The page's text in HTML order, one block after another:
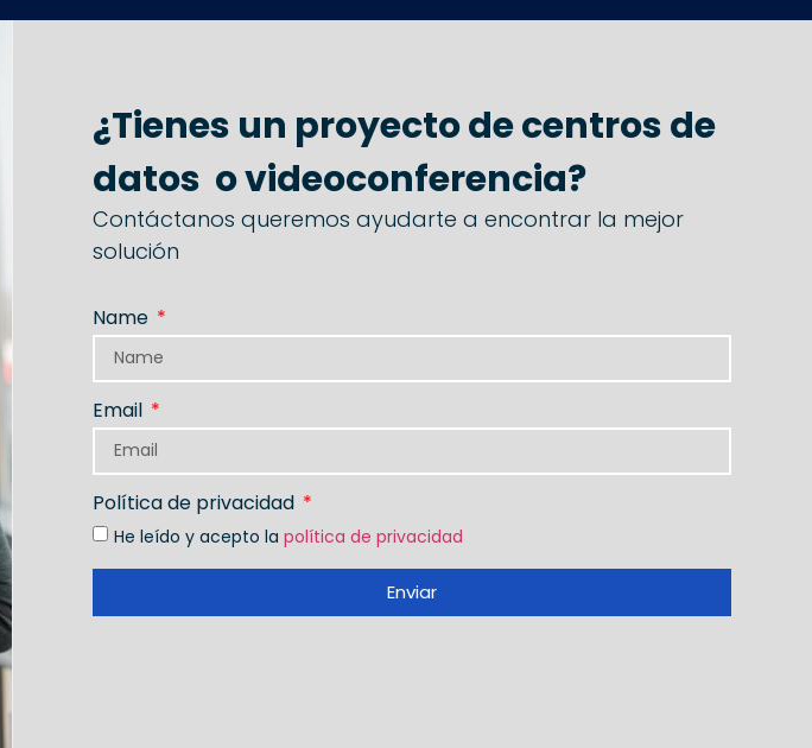
¿Tienes un proyecto de centros de
datos o videoconferencia?
Contáctanos queremos ayudarte a encontrar la mejor
solución
Name
Email
Política de privacidad
He leído y acepto lapolítica de privacidad
Enviar